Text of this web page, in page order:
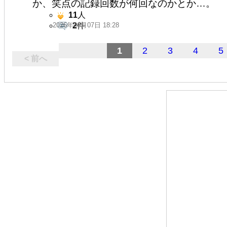
か、笑点の記録回数が何回なのかとか…。
2026年06月07日 18:28
11人
2件
< 前へ
1 2 3 4 5